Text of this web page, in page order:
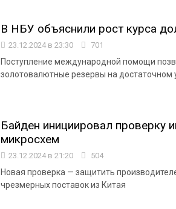
В НБУ объяснили рост курса
23.12.2024 в 23:30 701
Поступление международной помощи
золотовалютные резервы на достаточном
Байден инициировал проверку
микросхем
23.12.2024 в 21:20 504
Новая проверка — защитить
чрезмерных поставок из Китая